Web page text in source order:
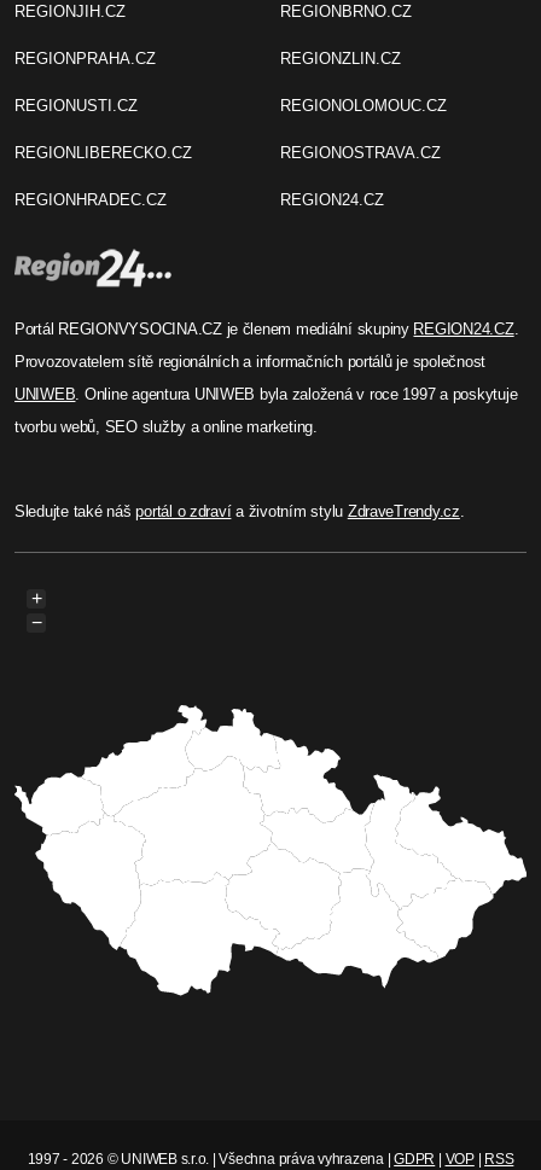
REGIONJIH.CZ
REGIONPRAHA.CZ
REGIONUSTI.CZ
REGIONLIBERECKO.CZ
REGIONHRADEC.CZ
REGIONBRNO.CZ
REGIONZLIN.CZ
REGIONOLOMOUC.CZ
REGIONOSTRAVA.CZ
REGION24.CZ
Portál REGIONVYSOCINA.CZ je členem mediální skupiny REGION24.CZ.
Provozovatelem sítě regionálních a informačních portálů je společnost
UNIWEB . Online agentura UNIWEB byla založená v roce 1997 a poskytuje
tvorbu webů, SEO služby a online marketing.
Sledujte také nášportál o zdravía životním stylu ZdraveTrendy.cz
+
−
1997 - 2026 © UNIWEB s.r.o. | Všechna práva vyhrazena |GDPR | VOP| RSS